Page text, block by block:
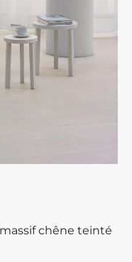
chêne teinté